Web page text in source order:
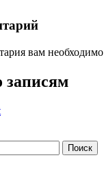
вам необходимо
записям